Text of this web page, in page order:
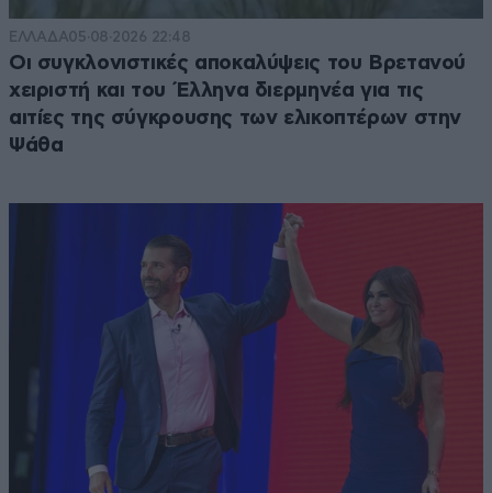
ΕΛΛΑΔΑ05·08·2026 22:48
Οι συγκλονιστικές αποκαλύψεις του Βρετανού
χειριστή και του Έλληνα διερμηνέα για τις
αιτίες της σύγκρουσης των ελικοπτέρων στην
Ψάθα